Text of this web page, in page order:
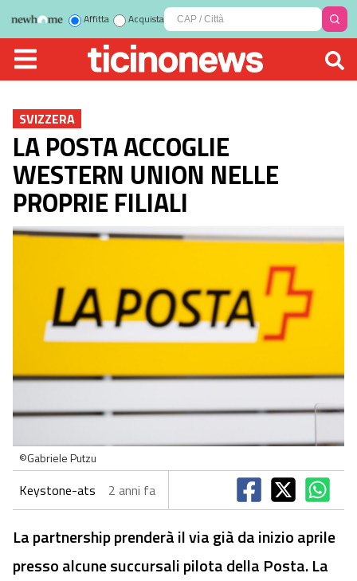
Affitta Acquista
SVIZZERA
LA POSTA ACCOGLIE
WESTERN UNION NELLE
PROPRIE FILIALI
©Gabriele Putzu
Keystone-ats 2 anni fa
La partnership prenderà il via già da inizio aprile
presso alcune succursali pilota della Posta. La